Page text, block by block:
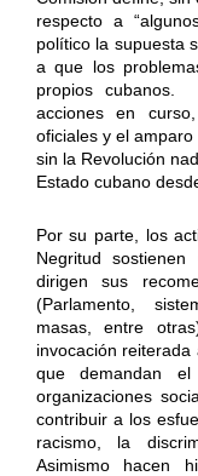
respecto a
político la supuesta
a que los
propios cubanos.
acciones en
oficiales y el amparo
sin la Revolución
Estado cubano
Por su parte, los
Negritud
dirigen sus
(Parlamento,
masas, entre
invocación reiterada
que demandan
organizaciones
contribuir a los
racismo, la
Asimismo hacen